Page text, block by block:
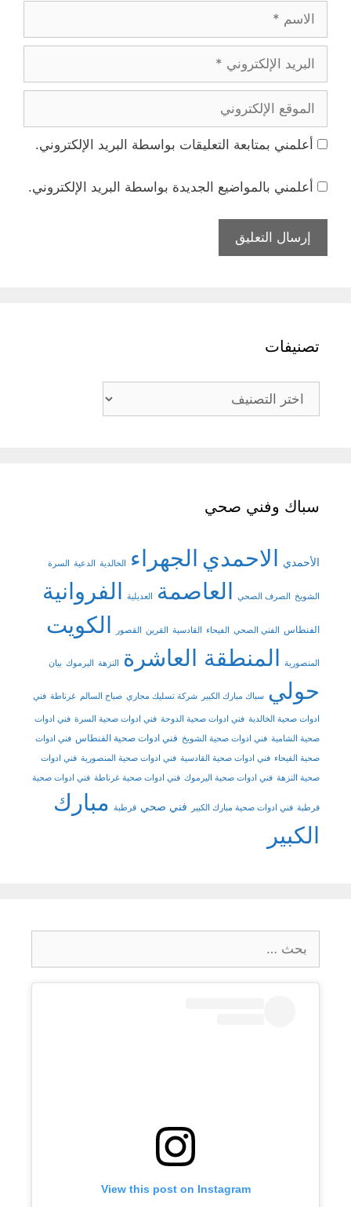
الاسم
البريد
الإلكتروني
الموقع
الإلكتروني
أعلمني بمتابعة التعليقات بواسطة البريد الإلكتروني.
أعلمني بالمواضيع الجديدة بواسطة البريد الإلكتروني.
تصنيفات
تصنيفات
سباك وفني صحي
الأحمدي الاحمدي الجهراء الخالدية الدعية السرة
الشويخ الصرف الصحي العاصمة العديلية الفروانية
الفنطاس الفني الصحي الفيحاء القادسية القرين القصور الكويت
المنصورية المنطقة العاشرة النزهة اليرموك بيان
حولي سباك مبارك الكبير شركة تسليك مجاري صباح السالم غرناطة فني
ادوات صحية الخالدية فني ادوات صحية الدوحة فني ادوات صحية السرة فني ادوات
صحية الشامية فني ادوات صحية الشويخ فني ادوات صحية الفنطاس فني ادوات
صحية الفيحاء فني ادوات صحية القادسية فني ادوات صحية المنصورية فني ادوات
صحية النزهة فني ادوات صحية اليرموك فني ادوات صحية غرناطة فني ادوات صحية
قرطبة فني ادوات صحية مبارك الكبير فني صحي قرطبة مبارك
الكبير
عن:
View this post on Instagram